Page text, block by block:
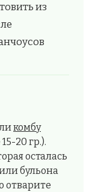
из
комбу
20 гр.).
осталась
бульона
отварите